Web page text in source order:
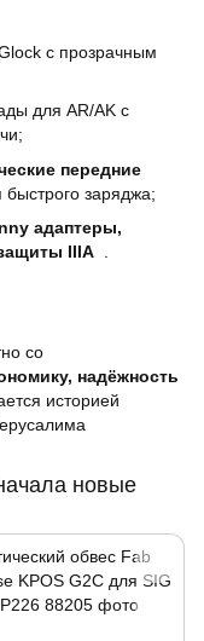
с прозрачным
для AR/AK с
передние
быстрого заряджа;
адаптеры,
IIIA
со
надёжность
историей
новые